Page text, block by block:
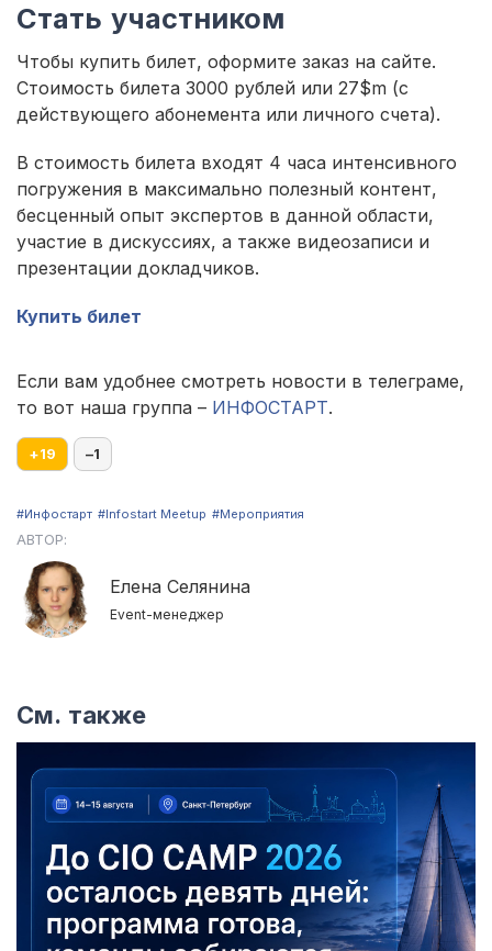
Стать участником
Чтобы купить билет, оформите заказ на сайте.
Стоимость билета 3000 рублей или 27$m (с
действующего абонемента или личного счета).
В стоимость билета входят 4 часа интенсивного
погружения в максимально полезный контент,
бесценный опыт экспертов в данной области,
участие в дискуссиях, а также видеозаписи и
презентации докладчиков.
Купить билет
Если вам удобнее смотреть новости в телеграме,
то вот наша группа – ИНФОСТАРТ.
+19 –1
#Инфостарт #Infostart Meetup #Мероприятия
АВТОР:
Елена Селянина
Event-менеджер
См. также